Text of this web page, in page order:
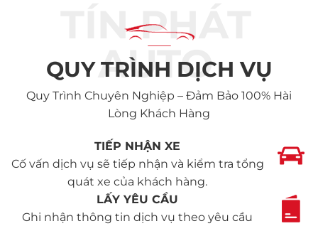
QUY TRÌNH DỊCH VỤ
TÍN PHÁT
AUTO
Quy Trình Chuyên Nghiệp – Đảm Bảo 100% Hài
Lòng Khách Hàng
TIẾP NHẬN XE
Cố vấn dịch vụ sẽ tiếp nhận và kiểm tra tổng
quát xe của khách hàng.
LẤY YÊU CẦU
Ghi nhận thông tin dịch vụ theo yêu cầu